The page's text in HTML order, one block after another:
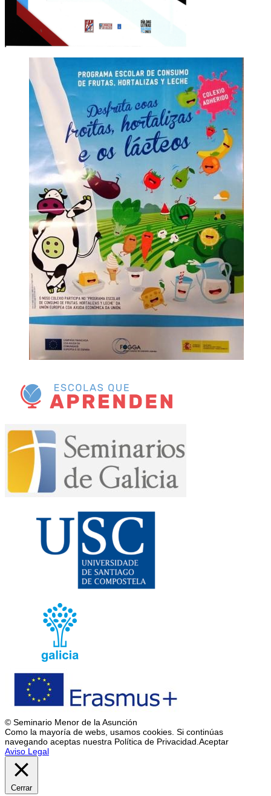
© Seminario Menor de la Asunción
Como la mayoría de webs, usamos cookies. Si continúas
navegando aceptas nuestra Política de Privacidad. Aceptar
Aviso Legal
Cerrar